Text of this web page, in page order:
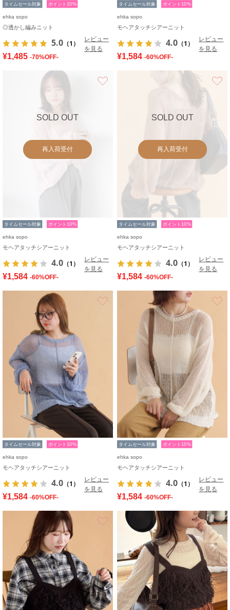
タイムセール対象 ポイント10%
ehka sopo
◎透かし編みニット
5.0 （1）
レビュー
を見る
¥1,485 -70%OFF-
タイムセール対象 ポイント10%
ehka sopo
モヘアタッチシアーニット
4.0 （1）
レビュー
を見る
¥1,584 -60%OFF-
SOLD OUT
再入荷受付
タイムセール対象 ポイント10%
ehka sopo
モヘアタッチシアーニット
4.0 （1）
レビュー
を見る
¥1,584 -60%OFF-
SOLD OUT
再入荷受付
タイムセール対象 ポイント10%
ehka sopo
モヘアタッチシアーニット
4.0 （1）
レビュー
を見る
¥1,584 -60%OFF-
タイムセール対象 ポイント10%
ehka sopo
モヘアタッチシアーニット
4.0 （1）
レビュー
を見る
¥1,584 -60%OFF-
タイムセール対象 ポイント10%
ehka sopo
モヘアタッチシアーニット
4.0 （1）
レビュー
を見る
¥1,584 -60%OFF-
お気に入り